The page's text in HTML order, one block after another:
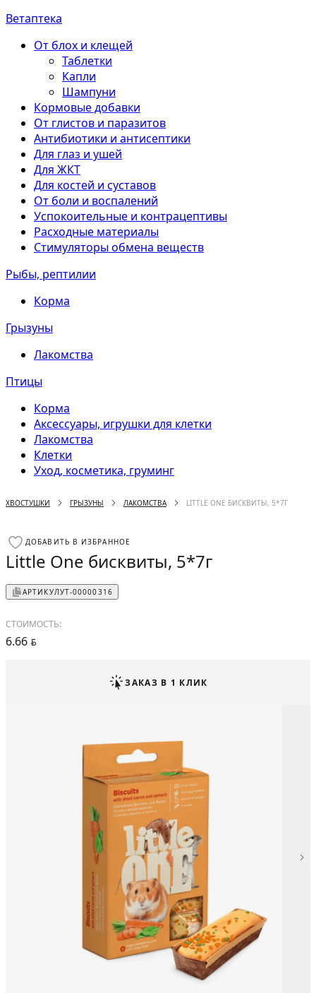
Ветаптека
От блох и клещей
Таблетки
Капли
Шампуни
Кормовые добавки
От глистов и паразитов
Антибиотики и антисептики
Для глаз и ушей
Для ЖКТ
Для костей и суставов
От боли и воспалений
Успокоительные и контрацептивы
Расходные материалы
Стимуляторы обмена веществ
Рыбы, рептилии
Корма
Грызуны
Лакомства
Птицы
Корма
Аксессуары, игрушки для клетки
Лакомства
Клетки
Уход, косметика, груминг
ХВОСТУШКИ ГРЫЗУНЫ ЛАКОМСТВА LITTLE ONE БИСКВИТЫ, 5*7Г
ДОБАВИТЬ В ИЗБРАННОЕ
Little One бисквиты, 5*7г
АРТИКУЛУТ-00000316
СТОИМОСТЬ:
6.66 BYN
ЗАКАЗ В 1 КЛИК